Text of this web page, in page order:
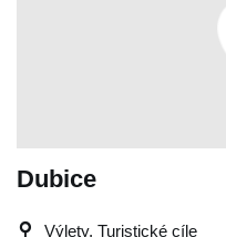
Dubice
Výlety, Turistické cíle